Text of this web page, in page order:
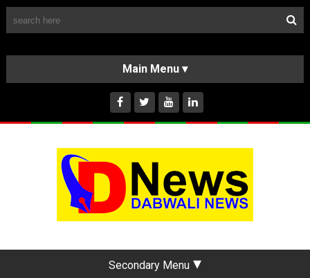
HOME
ABOUT US
INSTAGRAM
Secondary Menu